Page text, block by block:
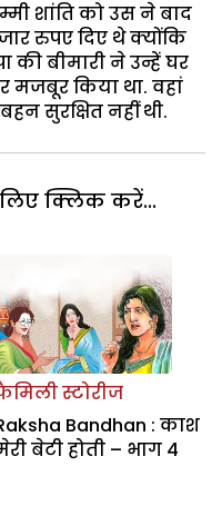
शांति को उस ने बाद
रुपए दिए थे क्योंकि
की बीमारी ने उन्हें घर
मजबूर किया था. वहां
सुरक्षित नहीं थी.
क्लिक करें...
स्टोरीज
Bandhan : काश
बेटी होती – भाग 4